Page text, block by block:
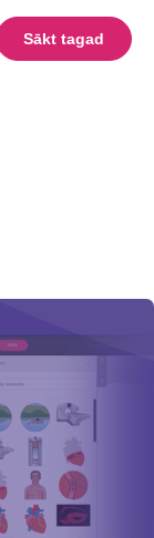
Sākt tagad